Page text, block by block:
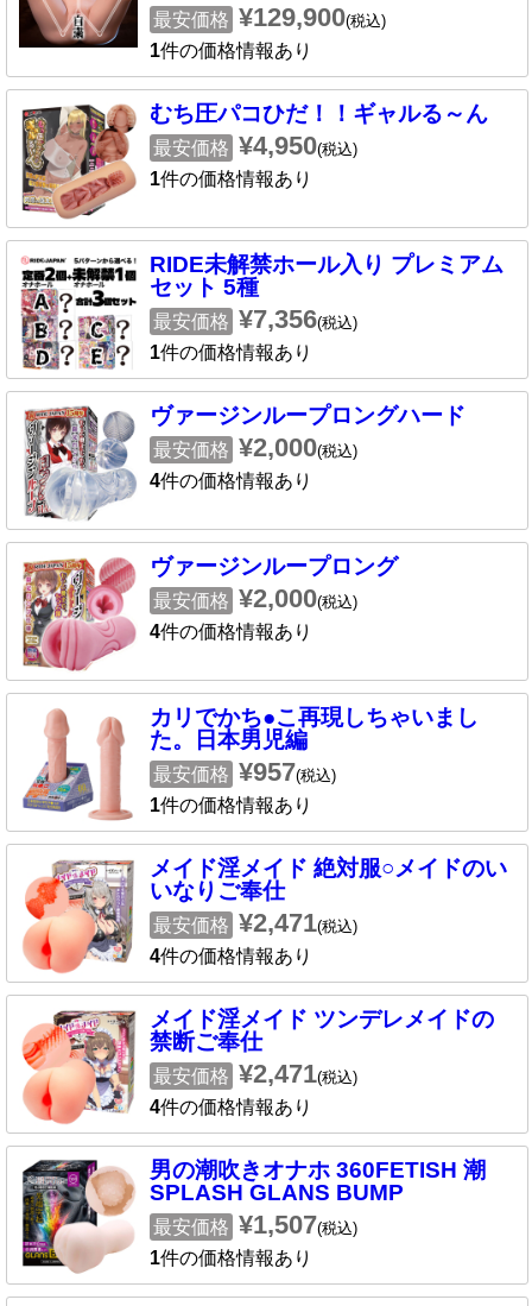
最安価格 ¥129,900(税込)
1件の価格情報あり
むち圧パコひだ！！ギャルる～ん
最安価格 ¥4,950(税込)
1件の価格情報あり
RIDE未解禁ホール入り プレミアム
セット 5種
最安価格 ¥7,356(税込)
1件の価格情報あり
ヴァージンループロングハード
最安価格 ¥2,000(税込)
4件の価格情報あり
ヴァージンループロング
最安価格 ¥2,000(税込)
4件の価格情報あり
カリでかち●こ再現しちゃいまし
た。日本男児編
最安価格 ¥957(税込)
1件の価格情報あり
メイド淫メイド 絶対服○メイドのい
いなりご奉仕
最安価格 ¥2,471(税込)
4件の価格情報あり
メイド淫メイド ツンデレメイドの
禁断ご奉仕
最安価格 ¥2,471(税込)
4件の価格情報あり
男の潮吹きオナホ 360FETISH 潮
SPLASH GLANS BUMP
最安価格 ¥1,507(税込)
1件の価格情報あり